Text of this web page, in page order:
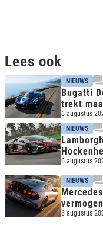
Lees ook
NIEUWS
Bugatti
trekt
6 augustus
NIEUWS
6 augustus
NIEUWS
6 augustus